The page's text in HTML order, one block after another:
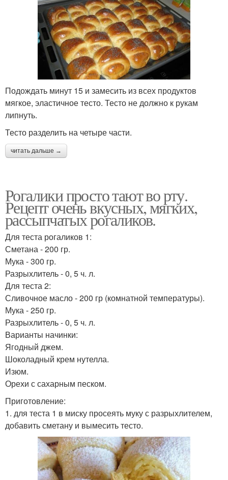
Подождать минут 15 и замесить из всех продуктов
мягкое, эластичное тесто. Тесто не должно к рукам
липнуть.
Тесто разделить на четыре части.
читать дальше →
Рогалики просто тают во рту.
Рецепт очень вкусных, мягких,
рассыпчатых рогаликов.
Для теста рогаликов 1:
Сметана - 200 гр.
Мука - 300 гр.
Разрыхлитель - 0, 5 ч. л.
Для теста 2:
Сливочное масло - 200 гр (комнатной температуры).
Мука - 250 гр.
Разрыхлитель - 0, 5 ч. л.
Варианты начинки:
Ягодный джем.
Шоколадный крем нутелла.
Изюм.
Орехи с сахарным песком.
Приготовление:
1. для теста 1 в миску просеять муку с разрыхлителем,
добавить сметану и вымесить тесто.